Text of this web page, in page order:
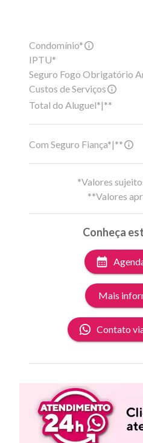
Condomínio*
IPTU*
Seguro Fogo Obrigatório
Custos de Serviços
Total do Aluguel*|**
Com Seguro Fiança*|**
*Valores
**Valores
Conheça
Mais
Contato